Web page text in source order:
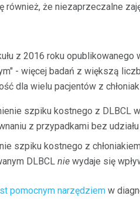
również, że niezaprzeczalne
z 2016 roku
- więcej badań z większą
dla wielu pacjentów z
szpiku kostnego z DLBCL
z przypadkami bez
szpiku kostnego z
DLBCL nie wydaje się
pomocnym narzędziem w